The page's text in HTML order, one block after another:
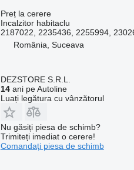
Preț la cerere
Incalzitor habitaclu
2187022, 2235436, 2255994,
România, Suceava
DEZSTORE S.R.L.
14ani pe Autoline
Luați legătura cu vânzătorul
Nu găsiți piesa de schimb?
Trimiteți imediat o cerere!
Comandați piesa de schimb